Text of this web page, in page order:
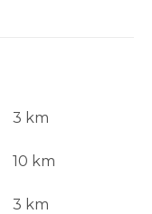
3 km
10 km
3 km